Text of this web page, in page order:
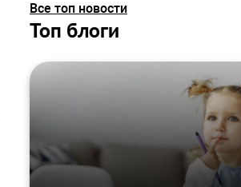
Все топ новости
Топ блоги